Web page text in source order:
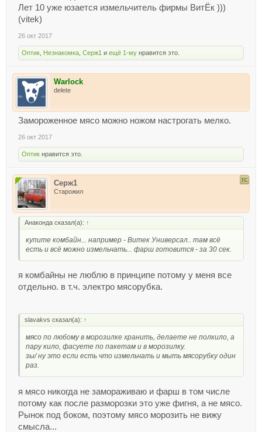
Главный вопрос стоит ли брать подобный прибор
для приготовления мяс. фарша?
Засматриваюсь в Хайтеке на эту модель:
Блендер/измельчитель Bosch MMR 15A1
bosch-mmr-15a1
Насадкиуниверсальный нож,
Сетевой шнурдлина 1.20 м
Типизмельчитель
импульсный режим
Мельничканет
Емкость чаши1.2 л
Блендернет
Мясорубканет
Исполнениечаша: стекло, корпус:
Габариты (ШхГхВ)19x19x28.5 см
Дополнительная информациянож для
колки льда
Вес, кг.2.1 кг
Лет 10 уже юзается измельчитель фирмы ВитЁк )))
(vitek)
26 окт 2017
Оптик Незнакомка Серж1 и ещё 1-му нравится это.
Warlock
delete
Замороженное мясо можно ножом настрогать мелко.
26 окт 2017
Оптик нравится это.
Серж1
Старожил
Анаконда сказал(а): ↑
купите комбайн... например - Витек Универсал.. там всё
есть и всё можно измельчать... фарш готовится - за 30 сек.
я комбайны не люблю в принципе потому у меня все
отдельно. в т.ч. электро мясорубка.
slavakvs сказал(а): ↑
мясо по любому в морозилке хранить, делаете не полкило, а
пару кило, фасуете по пакетам и в морозилку.
зы/ ну это если есть что измельчать и мыть мясорубку один
раз.
я мясо никогда не замораживаю и фарш в том числе
потому как после разморозки это уже фигня, а не мясо.
Рынок под боком, поэтому мясо морозить не вижу
смысла...